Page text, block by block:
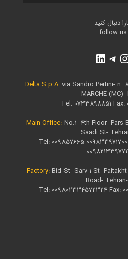
دنبال کنید
follow us
Delta S.p.A:via Sandro Pertini- n.
MARCHE (MC)-
Tel: 0733898851
Main Office​:No.1- 4th Floor- Pars
Saadi St-
Tel: 009857665-
Factory:Bid St- Sarv 1 St-
Road-
Tel: 009802334572324 Fax: